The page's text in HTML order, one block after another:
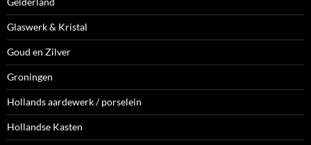
Glaswerk & Kristal
Goud en Zilver
Groningen
Hollands aardewerk / porselein
Hollandse Kasten